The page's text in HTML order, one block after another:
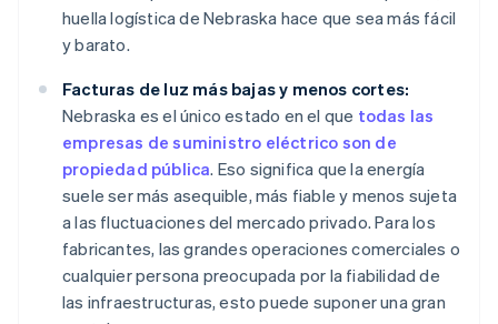
huella logística de Nebraska hace que sea más fácil
y barato.
Facturas de luz más bajas y menos cortes:
Nebraska es el único estado en el que todas las
empresas de suministro eléctrico son de
propiedad pública. Eso significa que la energía
suele ser más asequible, más fiable y menos sujeta
a las fluctuaciones del mercado privado. Para los
fabricantes, las grandes operaciones comerciales o
cualquier persona preocupada por la fiabilidad de
las infraestructuras, esto puede suponer una gran